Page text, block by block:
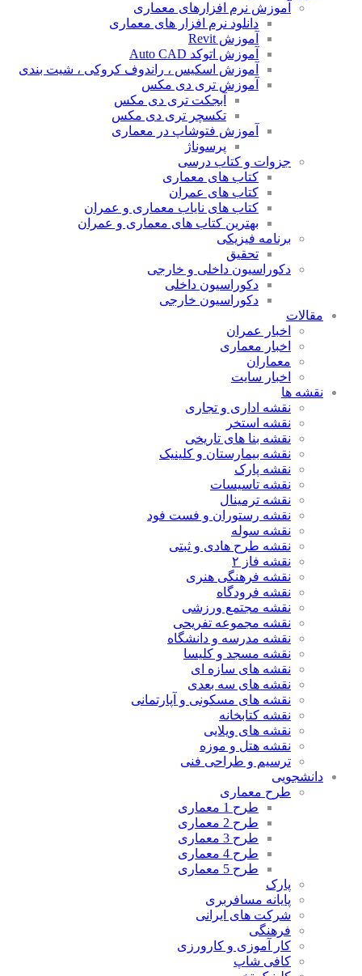
آموزش نرم افزارهای معماری
دانلود نرم افزار های معماری
آموزش Revit
آموزش اتوکد Auto CAD
آموزش اسکیس ، راندوف کروکی ، شیت بندی
آموزش تری دی مکس
آبجکت تری دی مکس
تکسچر تری دی مکس
آموزش فتوشاپ در معماری
پرسوناژ
جزوات و کتاب درسی
کتاب های معماری
کتاب های عمران
کتاب های نایاب معماری و عمران
بهترین کتاب های معماری و عمران
برنامه فیزیکی
تحقیق
دکوراسیون داخلی و خارجی
دکوراسیون داخلی
دکوراسیون خارجی
مقالات
اخبار عمران
اخبار معماری
معماران
اخبار سایت
نقشه ها
نقشه اداری و تجاری
نقشه استخر
نقشه بنا های تاریخی
نقشه بیمارستان و کلینیک
نقشه پارک
نقشه تاسیسات
نقشه ترمینال
نقشه رستوران و فست فود
نقشه سوله
نقشه طرح هادی و ثبتی
نقشه فاز ۲
نقشه فرهنگی هنری
نقشه فرودگاه
نقشه مجتمع ورزشی
نقشه مجموعه تفریحی
نقشه مدرسه و دانشگاه
نقشه مسجد و کلیسا
نقشه های سازه ای
نقشه های سه بعدی
نقشه های مسکونی و آپارتمانی
نقشه کتابخانه
نقشه های ویلایی
نقشه هتل و موزه
ترسیم و طراحی فنی
دانشجویی
طرح معماری
طرح 1 معماری
طرح 2 معماری
طرح 3 معماری
طرح 4 معماری
طرح 5 معماری
پارک
پایانه مسافربری
شرکت های ایرانی
فرهنگی
کار آموزی و کارورزی
کافی شاپ